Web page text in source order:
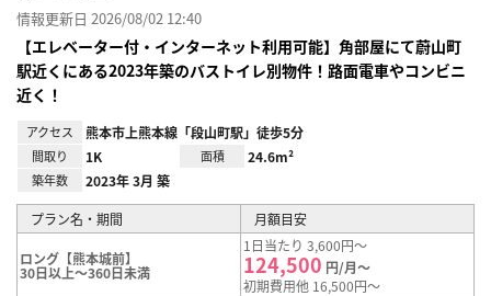
情報更新日 2026/08/02 12:40
【エレベーター付・インターネット利用可能】角部屋にて蔚山町
駅近くにある2023年築のバストイレ別物件！路面電車やコンビニ
近く！
アクセス 熊本市上熊本線「段山町駅」徒歩5分
間取り 1K 面積 24.6m²
築年数 2023年 3月 築
プラン名・期間 月額目安
ロング【熊本城前】
30日以上～360日未満
1日当たり 3,600円～
124,500 円/月～
初期費用他 16,500円～